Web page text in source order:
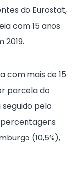
do Eurostat,
com 15 anos
2019.
com mais de 15
parcela do
seguido pela
percentagens
(10,5%),